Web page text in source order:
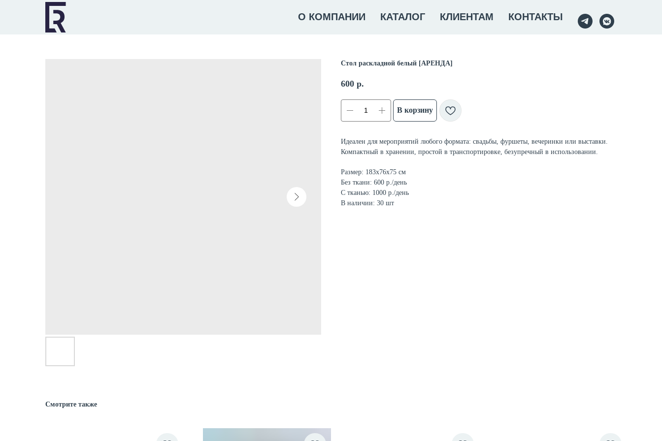
О КОМПАНИИ КАТАЛОГ КЛИЕНТАМ КОНТАКТЫ
Стол раскладной белый [АРЕНДА]
600 р.
В корзину
Идеален для мероприятий любого формата: свадьбы, фуршеты, вечеринки или выставки.
Компактный в хранении, простой в транспортировке, безупречный в использовании.
Размер: 183х76х75 см
Без ткани: 600 р./день
С тканью: 1000 р./день
В наличии: 30 шт
Смотрите также